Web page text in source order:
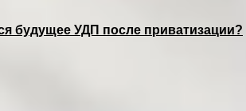
будущее УДП после приватизации?